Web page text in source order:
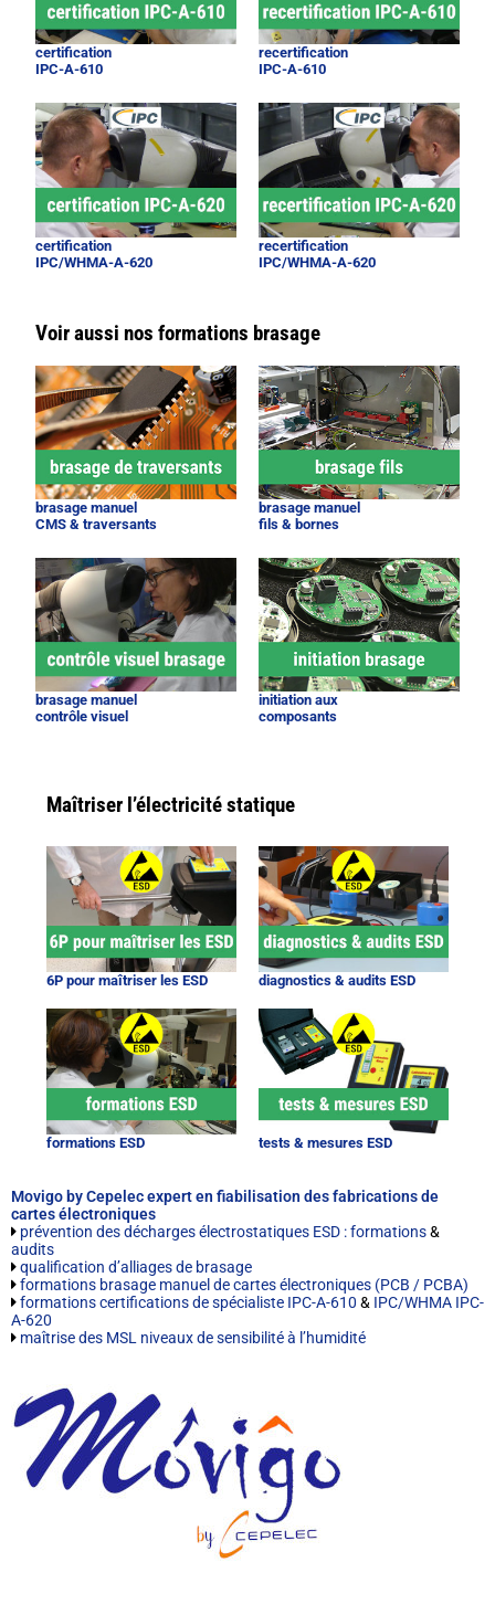
certification
IPC-A-610
recertification
IPC-A-610
certification
IPC/WHMA-A-620
recertification
IPC/WHMA-A-620
Voir aussi nos formations brasage
brasage manuel
CMS & traversants
brasage manuel
fils & bornes
brasage manuel
contrôle visuel
initiation aux
composants
Maîtriser l’électricité statique
6P pour maîtriser les ESD diagnostics & audits ESD
formations ESD tests & mesures ESD
Movigo by Cepelec expert en fiabilisation des fabrications de
cartes électroniques
prévention des décharges électrostatiques ESD : formations&
audits
qualification d’alliages de brasage
formations brasage manuel de cartes électroniques (PCB / PCBA)
formations certifications de spécialiste IPC-A-610 & IPC/WHMA IPC-
A-620
maîtrise des MSL niveaux de sensibilité à l’humidité